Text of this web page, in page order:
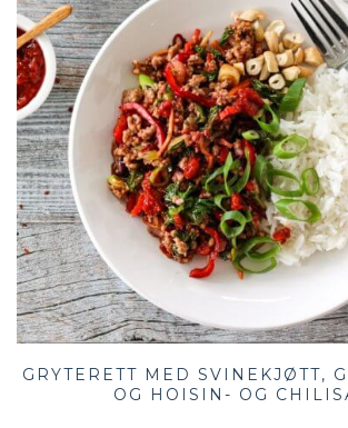
GRYTERETT MED SVINEKJØTT,
OG HOISIN- OG